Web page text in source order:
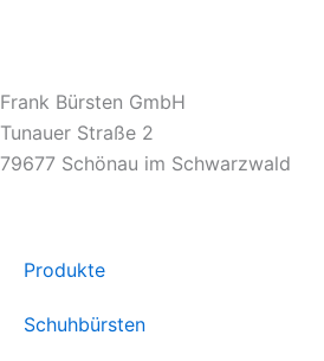
Frank Bürsten GmbH
Tunauer Straße 2
79677 Schönau im Schwarzwald
Produkte
Schuhbürsten